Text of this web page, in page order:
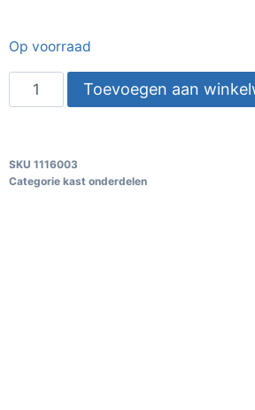
Op voorraad
Toevoegen aan
SKU 1116003
Categorie kast onderdelen